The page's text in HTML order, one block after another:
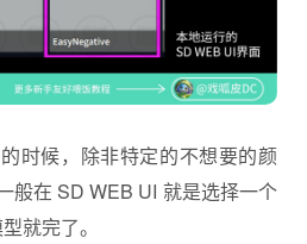
时候，除非特定的不想要的颜
般在 SD WEB UI 就是选择一个
就完了。